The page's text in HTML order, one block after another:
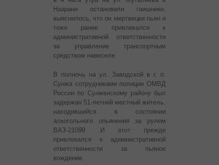
Назрани остановили гаишники,
выяснилось, что он мертвецки пьян и
тоже ранее привлекался к
административной ответственности
за управление транспортным
средством навеселе.
В полночь на ул. Заводской в г. п.
Сунжа сотрудниками полиции ОМВД
России по Сунженскому району был
задержан 51-летний местный житель,
находившийся в состоянии
алкогольного опьянения за рулем
ВАЗ-21099. И этот прежде
привлекался к административной
ответственности за пьяное
вождение.